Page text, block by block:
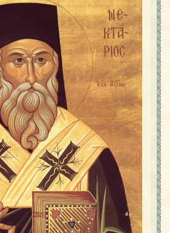
Icoane
Mărgăritare
Calendar
Glosar
Repere
Contact